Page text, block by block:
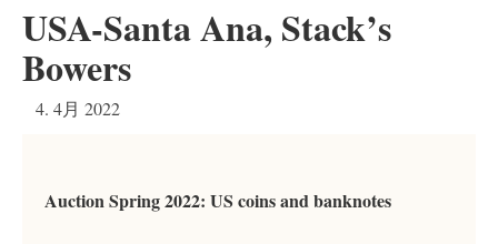
USA-Santa Ana, Stack’s
Bowers
4. 4月 2022
Auction Spring 2022: US coins and banknotes